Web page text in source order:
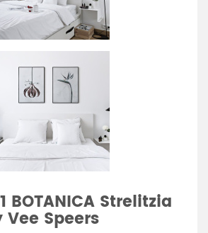
BOTANICA Strelitzia
Vee Speers